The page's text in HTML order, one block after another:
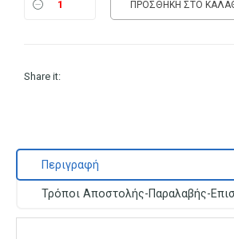
ΠΡΟΣΘΉΚΗ ΣΤΟ
Share it:
Περιγραφή
Τρόποι Αποστολής-Παραλαβής-